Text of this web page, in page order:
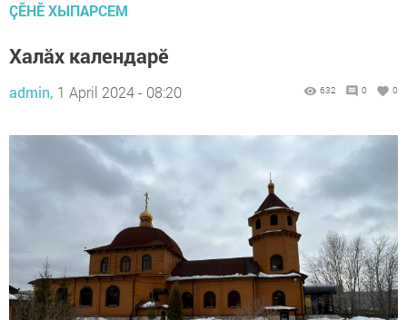
ÇӖНӖ ХЫПАРСЕМ
Халăх календарĕ
admin, 1 April 2024 - 08:20 632 0 0